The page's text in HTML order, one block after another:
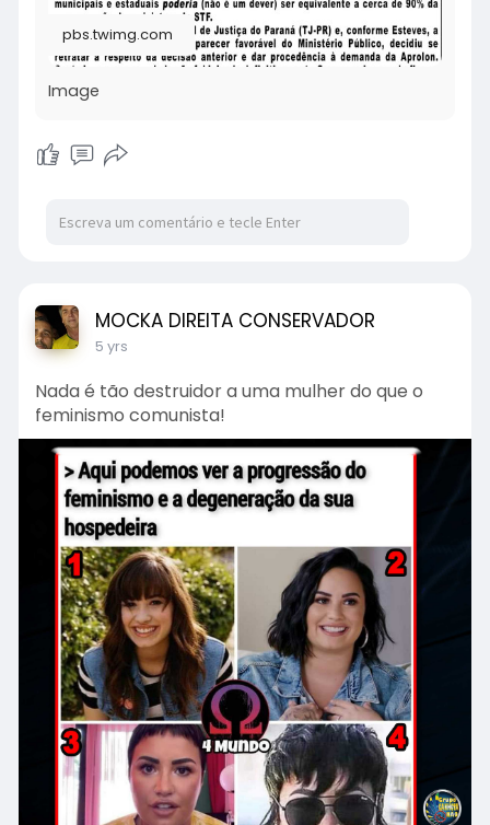
pbs.twimg.com
Image
MOCKA DIREITA CONSERVADOR
5 yrs
Nada é tão destruidor a uma mulher do que o
feminismo comunista!